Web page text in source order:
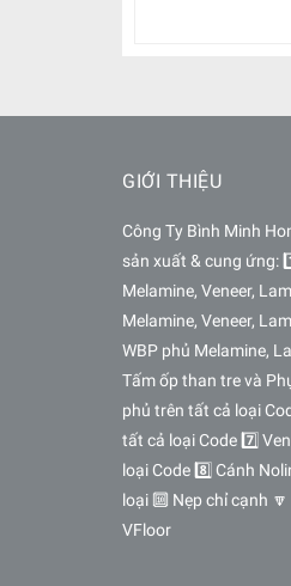
GIỚI THIỆU
Công Ty Bình Minh
sản xuất & cung ứng:
Melamine, Veneer,
Melamine, Veneer,
WBP phủ Melamine,
Tấm ốp than tre và
phủ trên tất cả loại
tất cả loại Code 7️⃣
loại Code 8️⃣ Cánh
loại 🔟 Nẹp chỉ cạnh
VFloor